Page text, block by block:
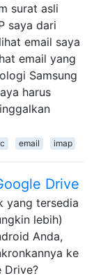
surat asli
saya dari
email saya
email yang
Samsung
harus
email imap
Drive
yang tersedia
lebih)
Anda,
ke
Drive?